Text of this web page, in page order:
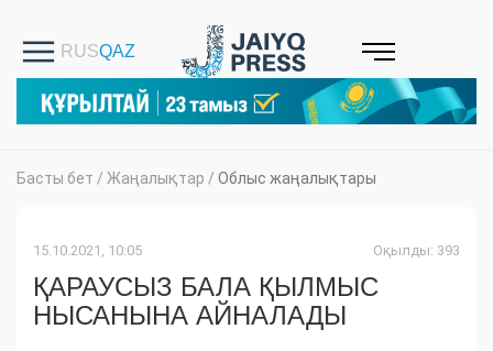
Басты бет / Жаңалықтар / Облыс жаңалықтары
15.10.2021, 10:05 Оқылды: 393
ҚАРАУСЫЗ БАЛА ҚЫЛМЫС
НЫСАНЫНА АЙНАЛАДЫ